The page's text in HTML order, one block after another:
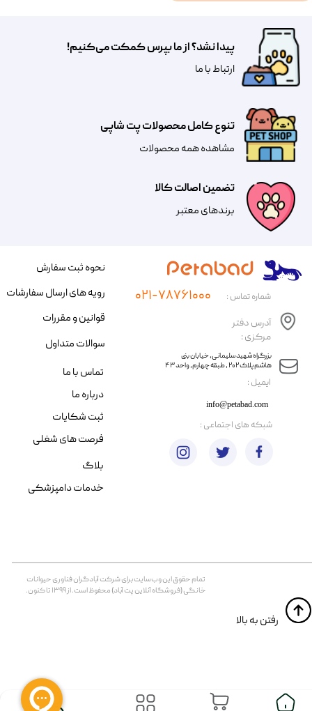
تضمین اصالت کالا
​​برندهای معتبر​​​​​​​
تنوع کامل محصولات پت شاپی
مشاهده همه محصولات
پیدا نشد؟ از ما بپرس کمکت می‌کنیم!
​​​ارتباط با ما
​ایمیل :
آدرس دفتر
مرکزی :
info@petabad.com
​​بزرگراه شهید سلیمانی، خیابان بنی
هاشم پلاک ۲۰۲ ، طبقه چهارم، واحد ۴۳
شماره تماس : ۰۲۱-۷۸۷۶۱۰۰۰
تمام حقوق اين وب‌سايت برای شرکت آبادگران فناوری حیوانات
خانگی (فروشگاه آنلاین پت آباد) محفوظ است. از ۱۳۹۹ تا کنون.
​​رفتن به بالا
نحوه ثبت سفارش
رویه های ارسال سفارشات
قوانین و مقررات
سوالات متداول
تماس با ما
درباره ما
ثبت شکایات
فرصت های شغلی
​شبکه های اجتماعی :
بلاگ
خدمات دامپزشکی